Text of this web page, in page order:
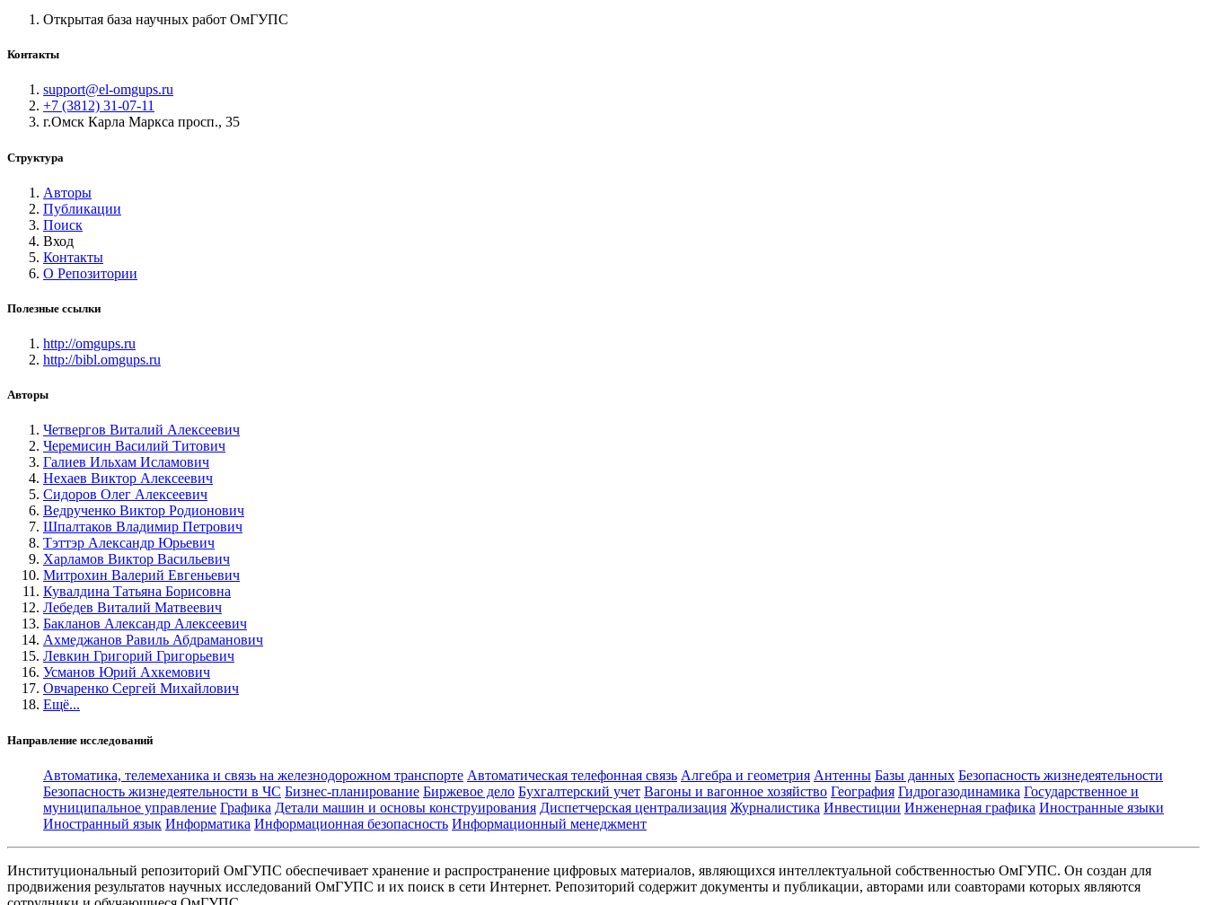
Открытая база научных работ ОмГУПС
Контакты
support@el-omgups.ru
+7 (3812) 31-07-11
г.Омск Карла Маркса просп., 35
Структура
Авторы
Публикации
Поиск
Вход
Контакты
О Репозитории
Полезные ссылки
http://omgups.ru
http://bibl.omgups.ru
Авторы
Четвергов Виталий Алексеевич
Черемисин Василий Титович
Галиев Ильхам Исламович
Нехаев Виктор Алексеевич
Сидоров Олег Алексеевич
Ведрученко Виктор Родионович
Шпалтаков Владимир Петрович
Тэттэр Александр Юрьевич
Харламов Виктор Васильевич
Митрохин Валерий Евгеньевич
Кувалдина Татьяна Борисовна
Лебедев Виталий Матвеевич
Бакланов Александр Алексеевич
Ахмеджанов Равиль Абдраманович
Левкин Григорий Григорьевич
Усманов Юрий Ахкемович
Овчаренко Сергей Михайлович
Ещё...
Направление исследований
Автоматика, телемеханика и связь на железнодорожном транспорте Автоматическая телефонная связь Алгебра и геометрия Антенны Базы данных Безопасность жизнедеятельности
Безопасность жизнедеятельности в ЧС Бизнес-планирование Биржевое дело Бухгалтерский учет Вагоны и вагонное хозяйство География Гидрогазодинамика Государственное и
муниципальное управление Графика Детали машин и основы конструирования Диспетчерская централизация Журналистика Инвестиции Инженерная графика Иностранные языки
Иностранный язык Информатика Информационная безопасность Информационный менеджмент
Институциональный репозиторий ОмГУПС обеспечивает хранение и распространение цифровых материалов, являющихся интеллектуальной собственностью ОмГУПС. Он создан для
продвижения результатов научных исследований ОмГУПС и их поиск в сети Интернет. Репозиторий содержит документы и публикации, авторами или соавторами которых являются